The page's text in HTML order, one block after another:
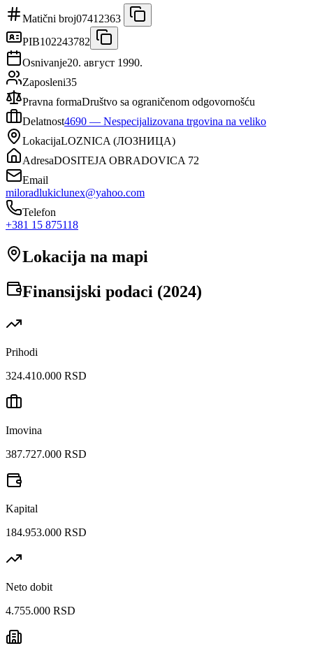
Matični broj07412363
PIB102243782
Osnivanje20. август 1990.
Zaposleni35
Pravna formaDruštvo sa ograničenom odgovornošću
Delatnost4690 — Nespecijalizovana trgovina na veliko
LokacijaLOZNICA (ЛОЗНИЦА)
AdresaDOSITEJA OBRADOVICA 72
Email
miloradlukiclunex@yahoo.com
Telefon
+381 15 875118
Lokacija na mapi
Finansijski podaci (2024)
Prihodi
324.410.000 RSD
Imovina
387.727.000 RSD
Kapital
184.953.000 RSD
Neto dobit
4.755.000 RSD